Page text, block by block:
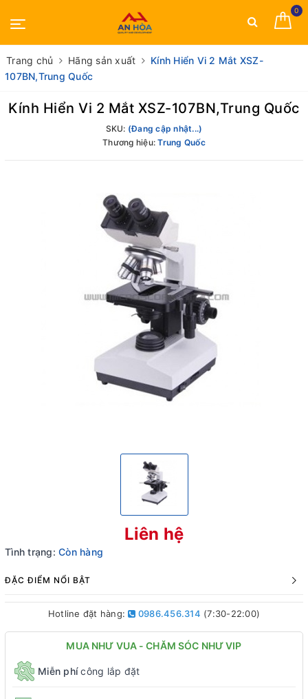
0
Trang chủ Hãng sản xuất
Kính Hiển Vi 2 Mắt XSZ-
107BN,Trung Quốc
Kính Hiển Vi 2 Mắt XSZ-107BN,Trung Quốc
SKU: (Đang cập nhật...)
Thương hiệu:Trung Quốc
Liên hệ
Tình trạng: Còn hàng
ĐẶC ĐIỂM NỔI BẬT
Hotline đặt hàng: 0986.456.314 (7:30-22:00)
MUA NHƯ VUA - CHĂM SÓC NHƯ VIP
Miễn phícông lắp đặt